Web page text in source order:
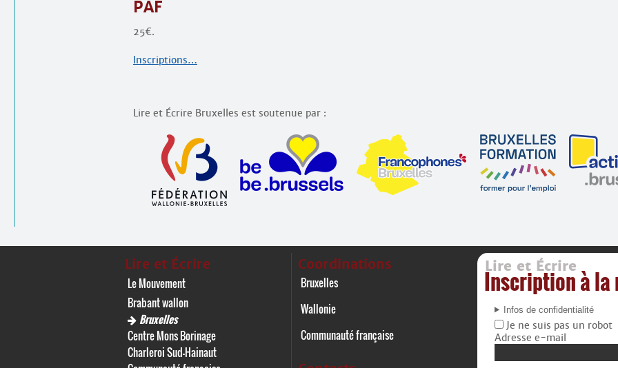
PAF
25€.
Inscriptions…
Lire et Écrire Bruxelles est soutenue par :
Lire et Écrire
Le Mouvement
Brabant wallon
Bruxelles
Centre Mons Borinage
Charleroi Sud-Hainaut
Coordinations
Bruxelles
Wallonie
Communauté française
Lire et Écrire
Inscription à la
Infos de confidentialité
Je ne suis pas un robot
Adresse e-mail